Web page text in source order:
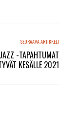
SEURAAVA ARTIKKELI
-TAPAHTUMAT
KESÄLLE 2021